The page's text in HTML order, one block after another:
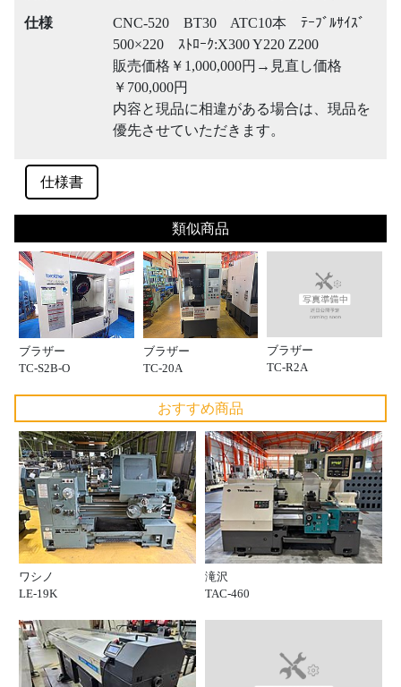
仕様
CNC-520 BT30 ATC10本 ﾃｰﾌﾞﾙｻｲｽﾞ
500×220 ｽﾄﾛｰｸ:X300 Y220 Z200
販売価格￥1,000,000円→見直し価格
￥700,000円
内容と現品に相違がある場合は、現品を
優先させていただきます。
仕様書
類似商品
ブラザー
TC-S2B-O
ブラザー
TC-20A
ブラザー
TC-R2A
おすすめ商品
ワシノ
LE-19K
滝沢
TAC-460